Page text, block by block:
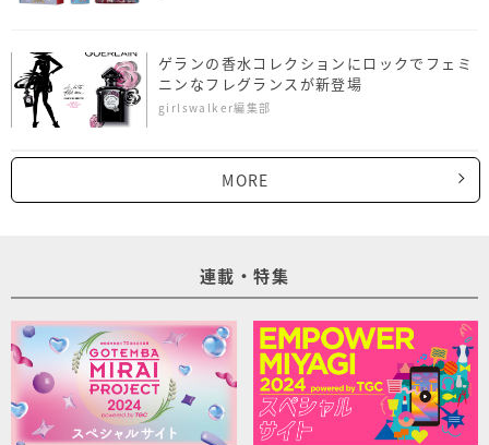
ゲランの香水コレクションにロックでフェミ
ニンなフレグランスが新登場
girlswalker編集部
MORE
連載・特集